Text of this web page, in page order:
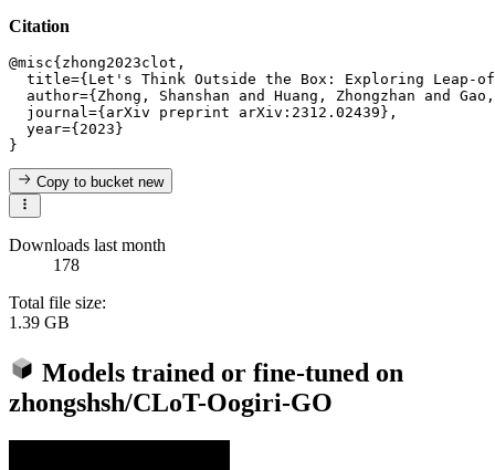
Citation
@misc{zhong2023clot,
title={Let's Think Outside the Box: Exploring Leap-of-
author={Zhong, Shanshan and Huang, Zhongzhan and
journal={arXiv preprint arXiv:2312.02439},
year={2023}
Copy to bucketnew
Downloads last month
178
Total file size:
1.39 GB
Models trained or fine-tuned on
zhongshsh/CLoT-Oogiri-GO